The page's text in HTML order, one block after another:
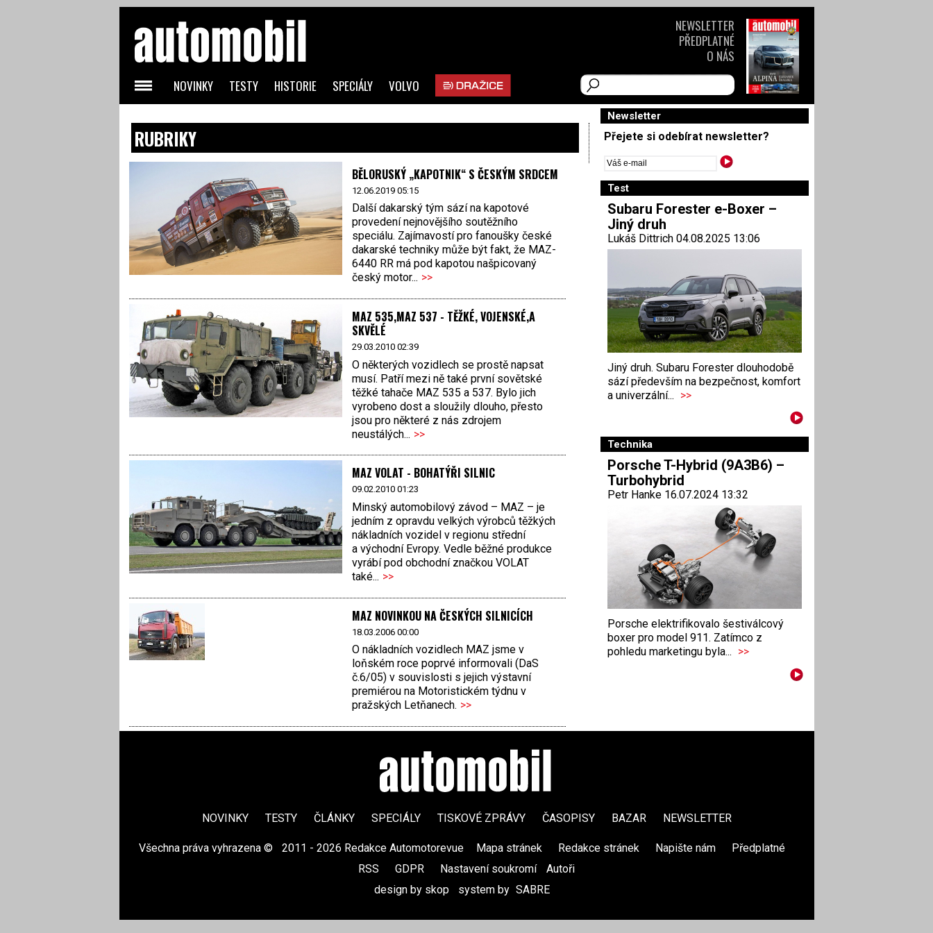
RUBRIKY
BĚLORUSKÝ „KAPOTNIK“ S ČESKÝM SRDCEM
12.06.2019 05:15
Další dakarský tým sází na kapotové
provedení nejnovějšího soutěžního
speciálu. Zajímavostí pro fanoušky české
dakarské techniky může být fakt, že MAZ-
6440 RR má pod kapotou našpicovaný
český motor... >>
MAZ 535,MAZ 537 - TĚŽKÉ, VOJENSKÉ,A
SKVĚLÉ
29.03.2010 02:39
O některých vozidlech se prostě napsat
musí. Patří mezi ně také první sovětské
těžké tahače MAZ 535 a 537. Bylo jich
vyrobeno dost a sloužily dlouho, přesto
jsou pro některé z nás zdrojem
neustálých... >>
MAZ VOLAT - BOHATÝŘI SILNIC
09.02.2010 01:23
Minský automobilový závod – MAZ – je
jedním z opravdu velkých výrobců těžkých
nákladních vozidel v regionu střední
a východní Evropy. Vedle běžné produkce
vyrábí pod obchodní značkou VOLAT
také... >>
MAZ NOVINKOU NA ČESKÝCH SILNICÍCH
18.03.2006 00:00
O nákladních vozidlech MAZ jsme v
loňském roce poprvé informovali (DaS
č.6/05) v souvislosti s jejich výstavní
premiérou na Motoristickém týdnu v
pražských Letňanech. >>
Newsletter
Přejete si odebírat newsletter?
Test
Subaru Forester e-Boxer –
Jiný druh
Lukáš Dittrich 04.08.2025 13:06
Jiný druh. Subaru Forester dlouhodobě
sází především na bezpečnost, komfort
a univerzální... >>
Technika
Porsche T-Hybrid (9A3B6) –
Turbohybrid
Petr Hanke 16.07.2024 13:32
Porsche elektrifikovalo šestiválcový
boxer pro model 911. Zatímco z
pohledu marketingu byla... >>
NOVINKY TESTY HISTORIE SPECIÁLY VOLVO
NEWSLETTER
PŘEDPLATNÉ
O NÁS
NOVINKY TESTY ČLÁNKY SPECIÁLY TISKOVÉ ZPRÁVY ČASOPISY BAZAR NEWSLETTER
Všechna práva vyhrazena © 2011 - 2026 Redakce Automotorevue Mapa stránek Redakce stránek Napište nám Předplatné
RSS
GDPR Nastavení soukromí
Autoři
design by skop
system by SABRE